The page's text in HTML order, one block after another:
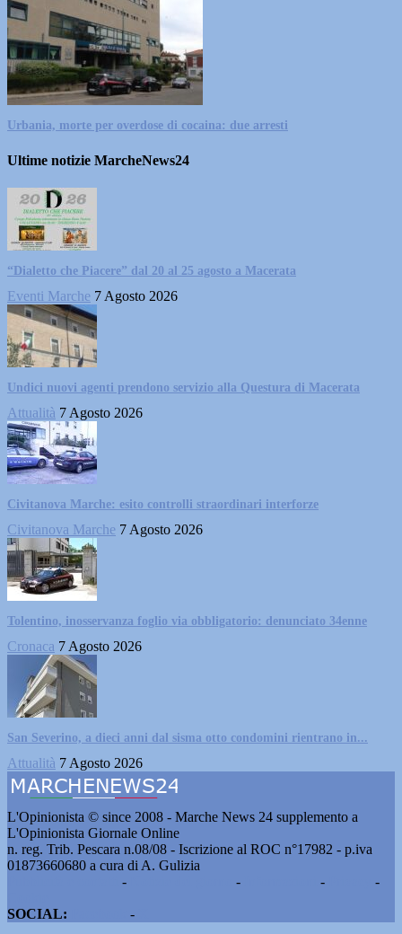
Urbania, morte per overdose di cocaina: due arresti
Ultime notizie MarcheNews24
“Dialetto che Piacere” dal 20 al 25 agosto a Macerata
Eventi Marche 7 Agosto 2026
Undici nuovi agenti prendono servizio alla Questura di Macerata
Attualità 7 Agosto 2026
Civitanova Marche: esito controlli straordinari interforze
Civitanova Marche 7 Agosto 2026
Tolentino, inosservanza foglio via obbligatorio: denunciato 34enne
Cronaca 7 Agosto 2026
San Severino, a dieci anni dal sisma otto condomini rientrano in...
Attualità 7 Agosto 2026
L'Opinionista © since 2008 - Marche News 24 supplemento a
L'Opinionista Giornale Online
n. reg. Trib. Pescara n.08/08 - Iscrizione al ROC n°17982 - p.iva
01873660680 a cura di A. Gulizia
- - -
-
SOCIAL:
-